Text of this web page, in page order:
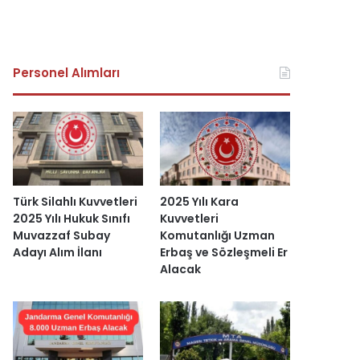
Personel Alımları
Türk Silahlı Kuvvetleri
2025 Yılı Hukuk Sınıfı
Muvazzaf Subay
Adayı Alım İlanı
2025 Yılı Kara
Kuvvetleri
Komutanlığı Uzman
Erbaş ve Sözleşmeli Er
Alacak